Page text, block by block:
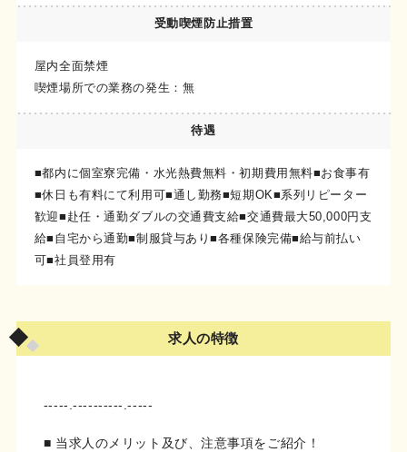
受動喫煙 防止措置
屋内全面禁煙
喫煙場所での業務の発生：無
待遇
■都内に個室寮完備・水光熱費無料・初期費用無料■お食事有
■休日も有料にて利用可■通し勤務■短期OK■系列リピーター
歓迎■赴任・通勤ダブルの交通費支給■交通費最大50,000円支
給■自宅から通勤■制服貸与あり■各種保険完備■給与前払い
可■社員登用有
求人の特徴
-----.----------.-----
■ 当求人のメリット及び、注意事項をご紹介！